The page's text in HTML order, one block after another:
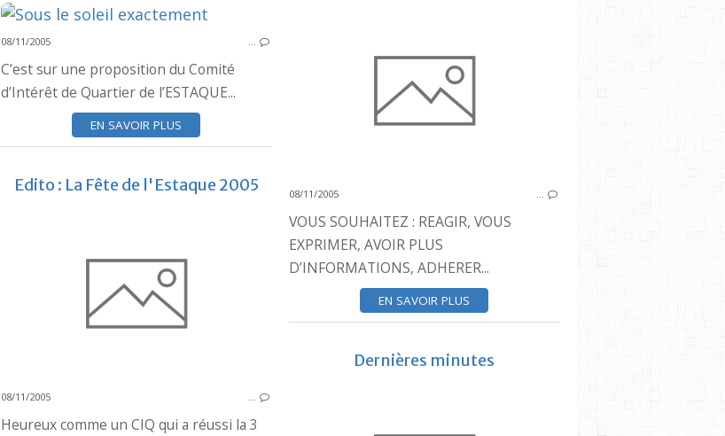
08/11/2005 …
C’est sur une proposition du Comité
d’Intérêt de Quartier de l’ESTAQUE...
EN SAVOIR PLUS
08/11/2005 …
VOUS SOUHAITEZ : REAGIR, VOUS
EXPRIMER, AVOIR PLUS
D’INFORMATIONS, ADHERER...
EN SAVOIR PLUS
Edito : La Fête de l'Estaque 2005
ESTAQUE
08/11/2005 …
Heureux comme un CIQ qui a réussi la 3
Dernières minutes